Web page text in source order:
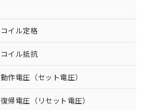
コイル定格
コイル抵抗
動作電圧（セット電圧）
復帰電圧（リセット電圧）